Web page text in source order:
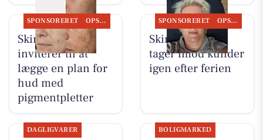
SPONSORERET OPSLAGSTAVLEN
Skin By Vitting
inviterer til at
lægge en plan for
hud med
pigmentpletter
SPONSORERET OPSLAGSTAVLEN
Skin By Vitting
tager imod kunder
igen efter ferien
DAGLIGVARER BOLIGMARKED